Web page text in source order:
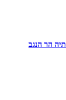
הר הנגב